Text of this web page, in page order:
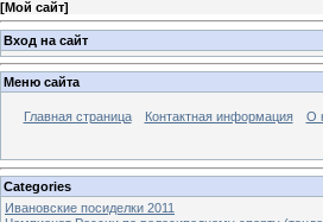
[Мой сайт]
Вход на сайт
Меню сайта
Главная страница Контактная информация О
Categories
Ивановские посиделки 2011